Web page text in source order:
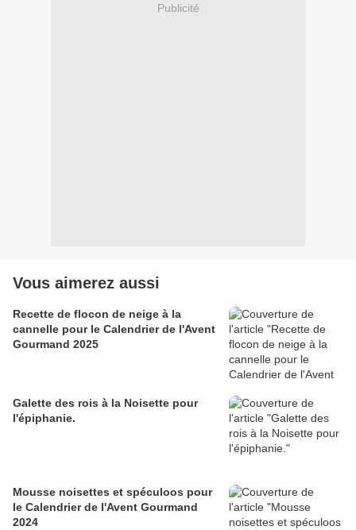
Publicité
Vous aimerez aussi
Recette de flocon de neige à la
cannelle pour le Calendrier de l'Avent
Gourmand 2025
Galette des rois à la Noisette pour
l'épiphanie.
Mousse noisettes et spéculoos pour
le Calendrier de l'Avent Gourmand
2024